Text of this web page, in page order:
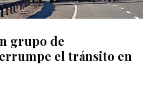
grupo de
el tránsito en